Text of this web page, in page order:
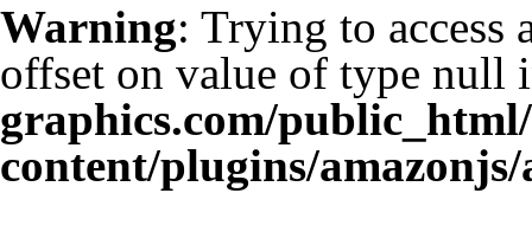
Warning: Trying to access
offset on value of type null
graphics.com/
content/plugins/